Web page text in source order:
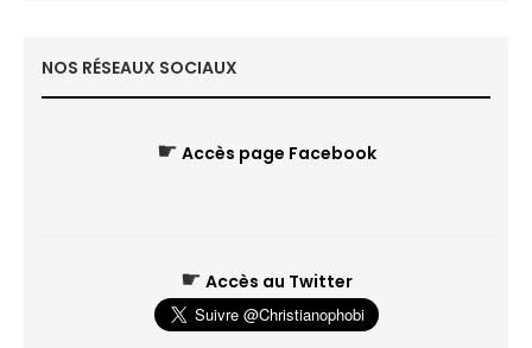
NOS RÉSEAUX SOCIAUX
☛ Accès page Facebook
☛ Accès au Twitter